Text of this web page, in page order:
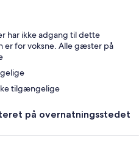
har ikke adgang til dette
er for voksne. Alle gæster på
tilgængelige
på overnatningsstedet